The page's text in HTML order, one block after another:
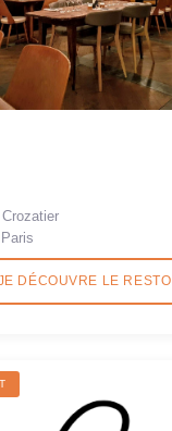
DÉCOUVRE LE RESTO